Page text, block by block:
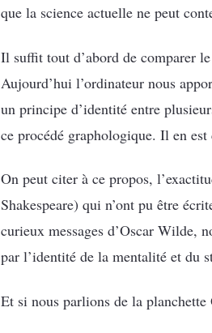
que la science actuelle ne peut
Il suffit tout d’abord de comparer le
Aujourd’hui l’ordinateur nous
un principe d’identité entre
ce procédé graphologique. Il en
On peut citer à ce propos,
Shakespeare) qui n’ont pu être
curieux messages d’Oscar Wilde,
par l’identité de la mentalité et du
Et si nous parlions de la